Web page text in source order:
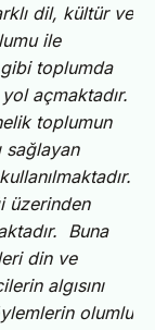
dil, kültür ve
ile
gibi toplumda
yol açmaktadır.
toplumun
sağlayan
üzerinden
Buna
din ve
algısını
olumlu